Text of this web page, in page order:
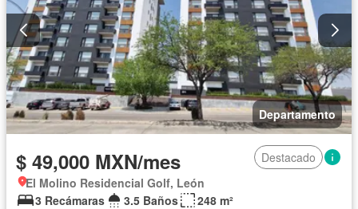
Departamento
$ 49,000 MXN/mes
Destacado
El Molino Residencial Golf, León
3 Recámaras
3.5 Baños
248 m²